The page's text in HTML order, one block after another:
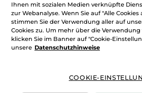
★★★★★
★★★★★
Kein
Beurteilungswert
für
79,80€*
Menge
IN DEN
Ihnen mit sozialen Medien verknüpfte
zur Webanalyse. Wenn Sie auf "Alle
stimmen Sie der Verwendung aller auf
Cookies zu. Um mehr über die Verwendung
klicken Sie im Banner auf "Cookie-
unsere Datenschutzhinweise
COOKIE-